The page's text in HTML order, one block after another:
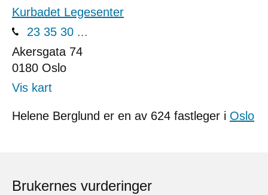
Kurbadet Legesenter
23 35 30 ...
Akersgata 74
0180 Oslo
Vis kart
Helene Berglund er en av 624 fastleger i Oslo
Brukernes vurderinger